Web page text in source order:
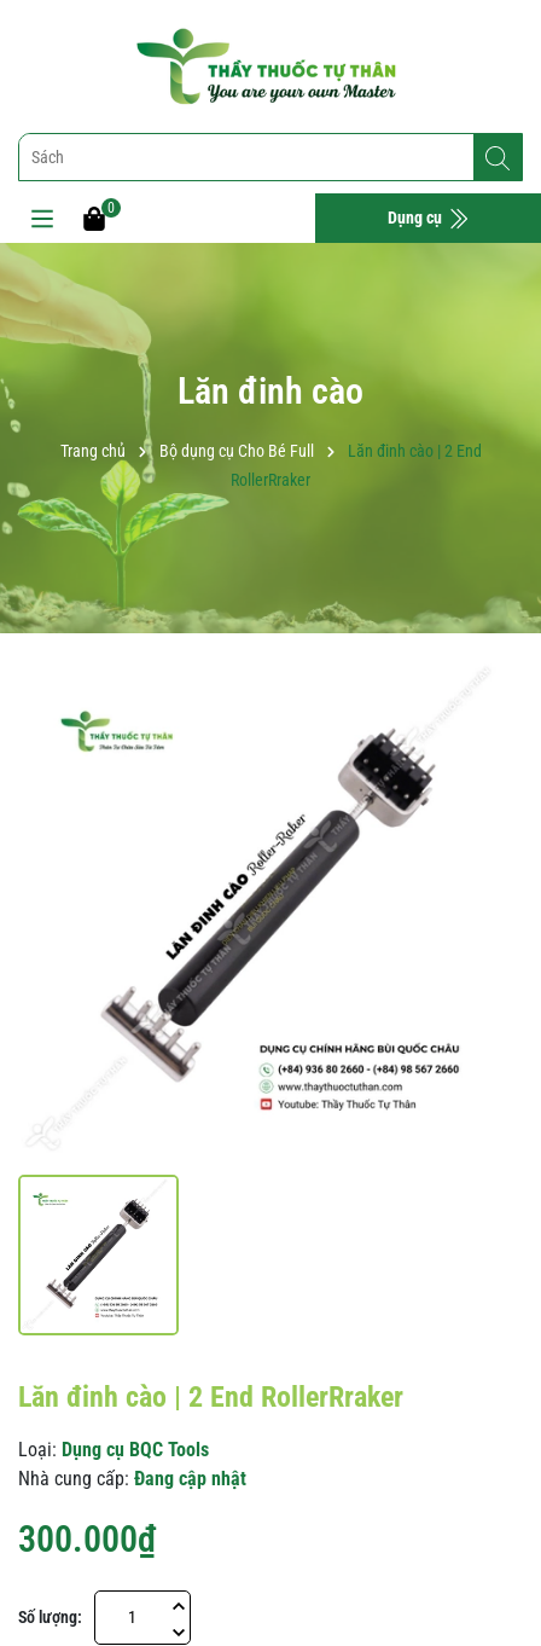
0 Dụng cụ
Lăn đinh cào
Trang chủ Bộ dụng cụ Cho Bé Full
Lăn đinh cào | 2 End
RollerRraker
Lăn đinh cào | 2 End RollerRraker
Loại: Dụng cụ BQC Tools
Nhà cung cấp: Đang cập nhật
300.000₫
Số lượng: